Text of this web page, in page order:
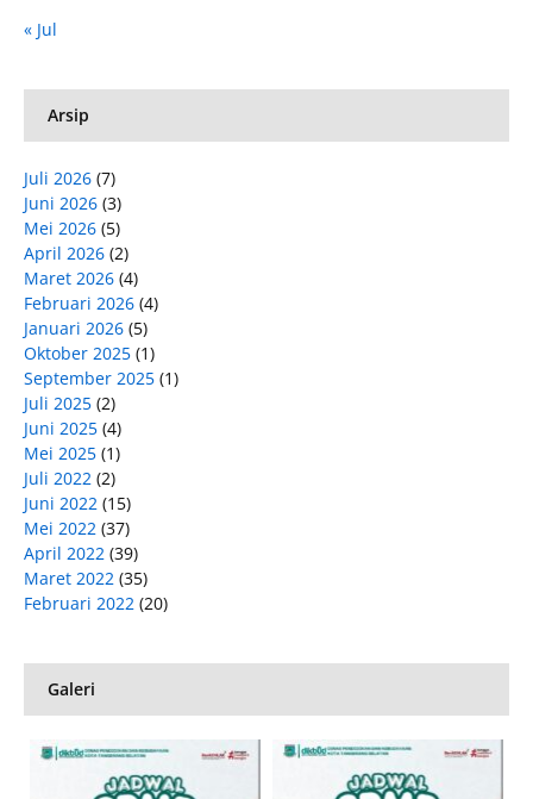
« Jul
Arsip
Juli 2026 (7)
Juni 2026 (3)
Mei 2026 (5)
April 2026 (2)
Maret 2026 (4)
Februari 2026 (4)
Januari 2026 (5)
Oktober 2025 (1)
September 2025 (1)
Juli 2025 (2)
Juni 2025 (4)
Mei 2025 (1)
Juli 2022 (2)
Juni 2022 (15)
Mei 2022 (37)
April 2022 (39)
Maret 2022 (35)
Februari 2022 (20)
Galeri